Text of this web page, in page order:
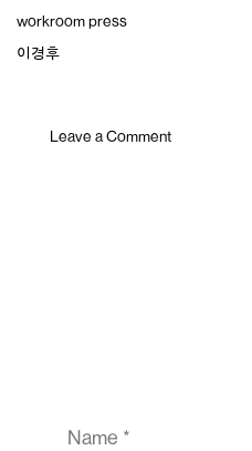
content
workroom press
이경후
Leave a Comment